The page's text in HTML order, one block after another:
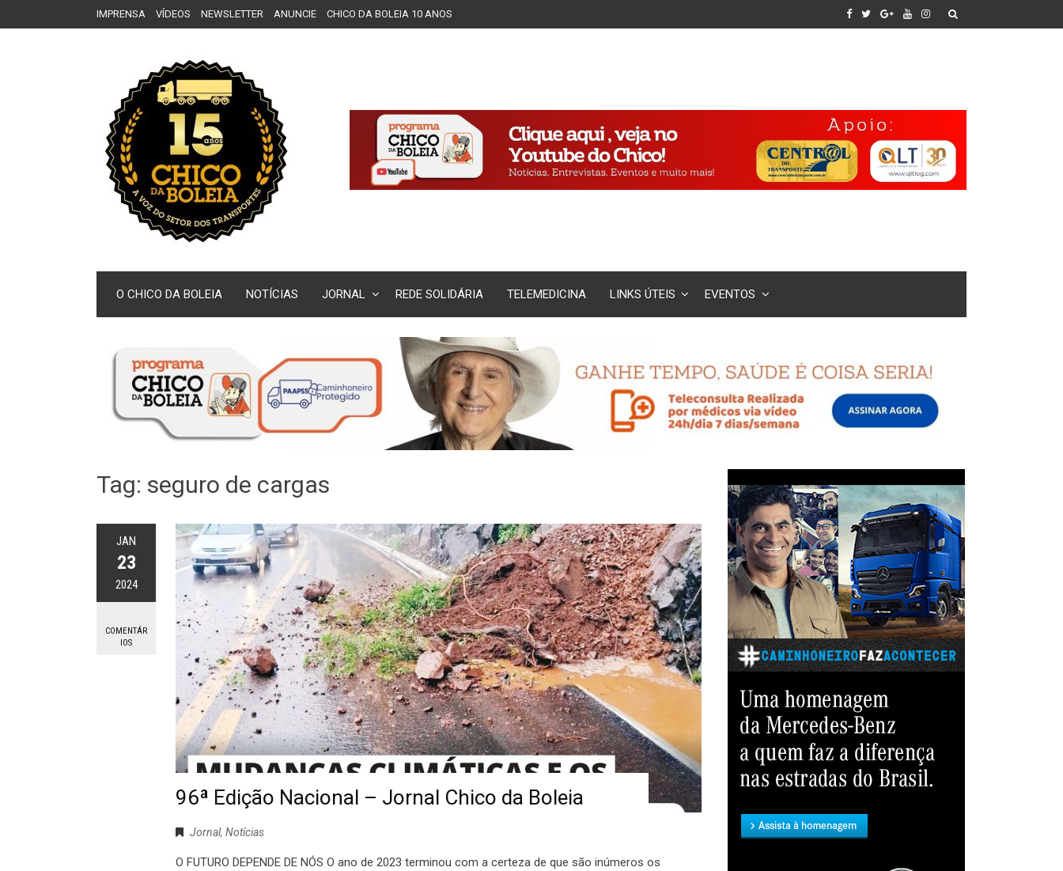
IMPRENSA VÍDEOS NEWSLETTER ANUNCIE CHICO DA BOLEIA 10 ANOS
O CHICO DA BOLEIA NOTÍCIAS JORNAL REDE SOLIDÁRIA TELEMEDICINA LINKS ÚTEIS EVENTOS
Tag: seguro de cargas
JAN
23
2024
COMENTÁR
IOS
96ª Edição Nacional – Jornal Chico da Boleia
Jornal, Notícias
O FUTURO DEPENDE DE NÓS O ano de 2023 terminou com a certeza de que são inúmeros os